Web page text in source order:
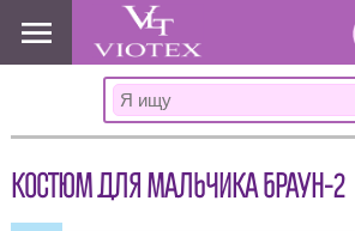
www.viotex37.ru
КОСТЮМ ДЛЯ МАЛЬЧИКА БРАУН-2